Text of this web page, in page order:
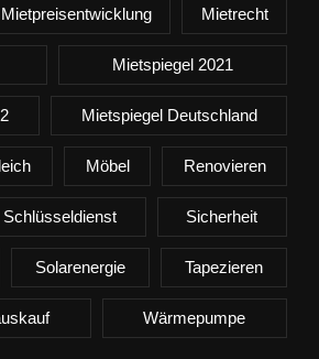
Mietpreisentwicklung Mietrecht
Mietspiegel 2021
Mietspiegel Deutschland
Möbel Renovieren
Schlüsseldienst Sicherheit
Solarenergie Tapezieren
Wärmepumpe